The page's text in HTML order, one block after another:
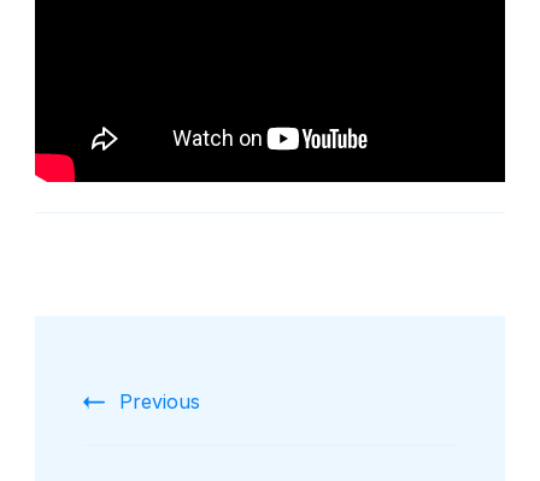
Previous